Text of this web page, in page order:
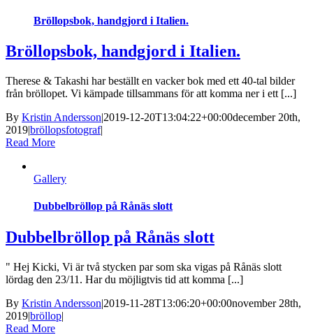
Bröllopsbok, handgjord i Italien.
Bröllopsbok, handgjord i Italien.
Therese & Takashi har beställt en vacker bok med ett 40-tal bilder
från bröllopet. Vi kämpade tillsammans för att komma ner i ett [...]
By Kristin Andersson|2019-12-20T13:04:22+00:00december 20th,
2019|bröllopsfotograf|
Read More
Gallery
Dubbelbröllop på Rånäs slott
Dubbelbröllop på Rånäs slott
" Hej Kicki, Vi är två stycken par som ska vigas på Rånäs slott
lördag den 23/11. Har du möjligtvis tid att komma [...]
By Kristin Andersson|2019-11-28T13:06:20+00:00november 28th,
2019|bröllop|
Read More